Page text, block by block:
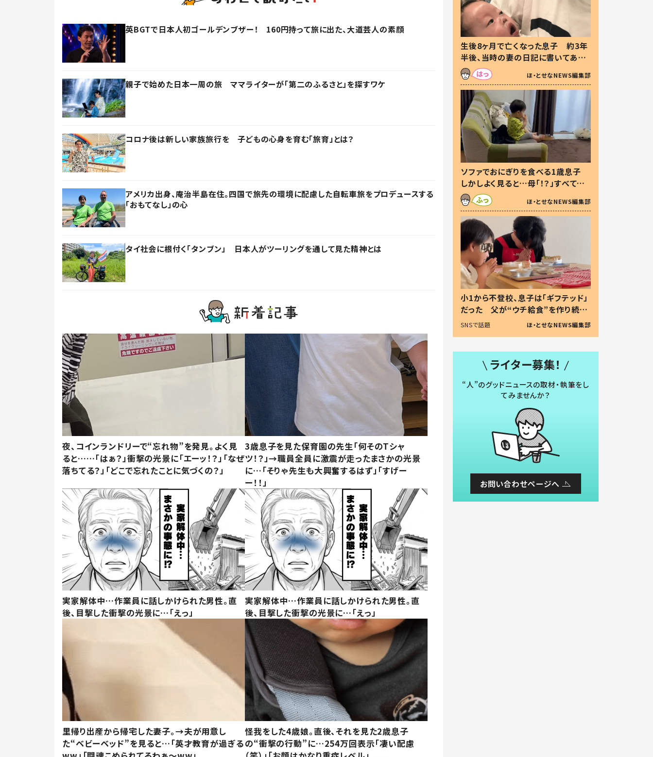
英BGTで日本人初ゴールデンブザー！ 160円持って旅に出た、大道芸人の素顔
親子で始めた日本一周の旅 ママライターが「第二のふるさと」を探すワケ
コロナ後は新しい家族旅行を 子どもの心身を育む「旅育」とは？
アメリカ出身、庵治半島在住。四国で旅先の環境に配慮した自転車旅をプロデュースする
「おもてなし」の心
タイ社会に根付く「タンブン」 日本人がツーリングを通して見た精神とは
夜、コインランドリーで“忘れ物”を発見。よく見
ると……「はぁ？」衝撃の光景に「エーッ！？」「なぜ
落ちてる？」「どこで忘れたことに気づくの？」
3歳息子を見た保育園の先生「何そのTシャ
ツ！？」→職員全員に激震が走ったまさかの光景
に…「そりゃ先生も大興奮するはず」「すげー
ー！！」
実家解体中…作業員に話しかけられた男性。直
後、目撃した衝撃の光景に…「えっ」
実家解体中…作業員に話しかけられた男性。直
後、目撃した衝撃の光景に…「えっ」
里帰り出産から帰宅した妻子。→夫が用意し
た“ベビーベッド”を見ると…「英才教育が過ぎる
怪我をした4歳娘。直後、それを見た2歳息子
の“衝撃の行動”に…254万回表示「凄い配慮
生後8ヶ月で亡くなった息子 約3年
半後、当時の妻の日記に書いてあっ
た本音とは
ほ・とせなNEWS編集部
ソファでおにぎりを食べる1歳息子
しかしよく見ると…母「！？」すべてを
察した母の投稿に「可愛いから許
す！」「現行犯〜」
ほ・とせなNEWS編集部
小1から不登校、息子は「ギフテッド」
だった 父が“ウチ給食”を作り続け
る理由とは #令和の親 #令和の子
SNSで話題 ほ・とせなNEWS編集部
ライター募集！
“人”のグッドニュースの取材・執筆をし
てみませんか？
お問い合わせページへ